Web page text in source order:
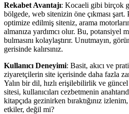
Rekabet Avantajı: Kocaeli gibi birçok
bölgede, web sitenizin öne çıkması
optimize edilmiş siteniz, arama
almanıza yardımcı olur. Bu, potansiyel
bulmasını kolaylaştırır. Unutmayın,
gerisinde kalırsınız.
Kullanıcı Deneyimi: Basit, akıcı ve
ziyaretçilerin site içerisinde daha fazla
Yalın bir dil, hızlı erişilebilirlik ve
sitesi, kullanıcıları cezbetmenin
kitapçıda gezinirken bıraktığınız izlenim,
etkiler, değil mi?